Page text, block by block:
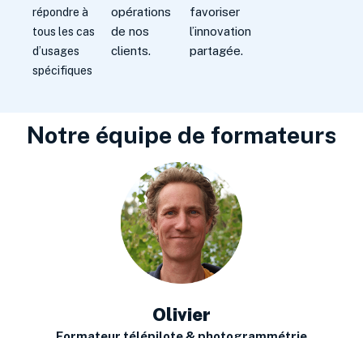
répondre à
tous les cas
d’usages
spécifiques
opérations
de nos
clients.
favoriser
l’innovation
partagée.
Notre équipe de formateurs
Olivier